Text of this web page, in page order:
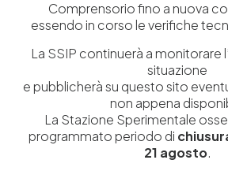
Sperimentale per l’Industria delle Pelli e
(SSIP) è un Organismo di Ricerca
Commercio di Napoli, Toscana Nord-
081 597 91 00 ssip@ssip.it
Chi siamo
Comprensorio fino a nuova
essendo in corso le verifiche
La SSIP continuerà a monitorare
situazione
e pubblicherà su questo sito
non appena
La Stazione Sperimentale
programmato periodo di
21 agosto.